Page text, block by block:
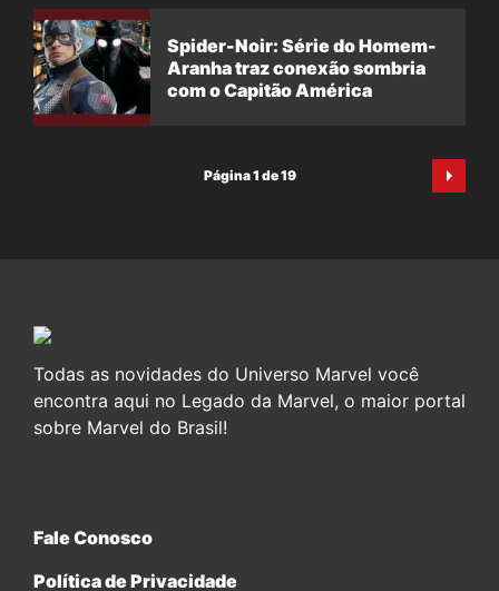
Spider-Noir: Série do Homem-
Aranha traz conexão sombria
com o Capitão América
Página 1 de 19
Todas as novidades do Universo Marvel você
encontra aqui no Legado da Marvel, o maior portal
sobre Marvel do Brasil!
Fale Conosco
Política de Privacidade